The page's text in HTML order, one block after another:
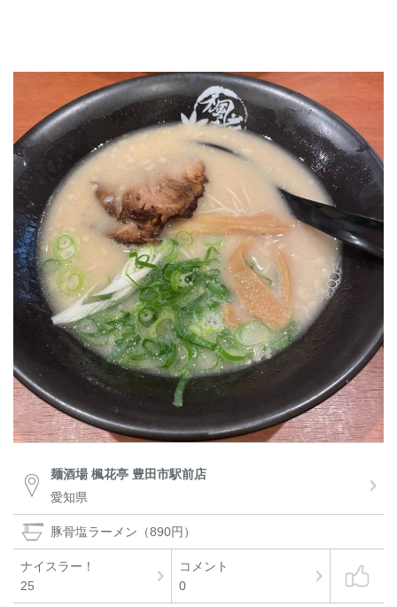
麺酒場 楓花亭 豊田市駅前店
愛知県
豚骨塩ラーメン（890円）
ナイスラー！
25
コメント
0